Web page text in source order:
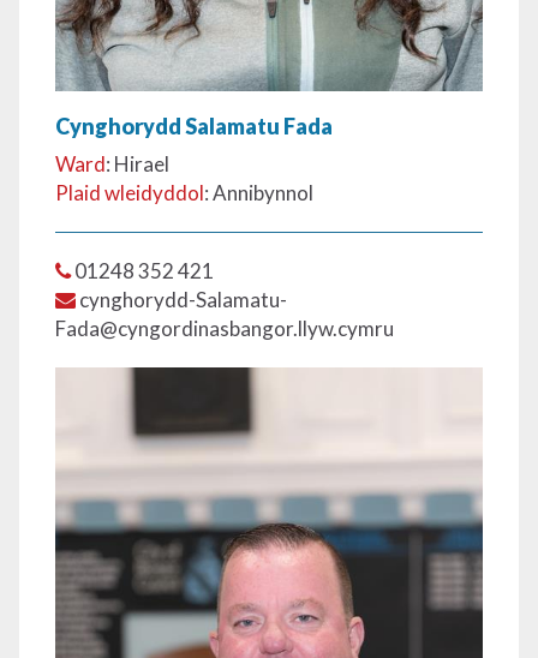
Cynghorydd Salamatu Fada
Ward: Hirael
Plaid wleidyddol: Annibynnol
01248 352 421
cynghorydd-Salamatu-
Fada@cyngordinasbangor.llyw.cymru